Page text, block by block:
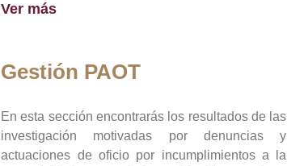
Ver más
Gestión PAOT
En esta sección encontrarás los resultados de las
investigación motivadas por denuncias y
actuaciones de oficio por incumplimientos a la